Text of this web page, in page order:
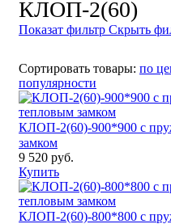
КЛОП-2(60)
Показат фильтр Скрыть
Сортировать товары: по
популярности
КЛОП-2(60)-900*900 с
замком
9 520 руб.
Купить
КЛОП-2(60)-800*800 с